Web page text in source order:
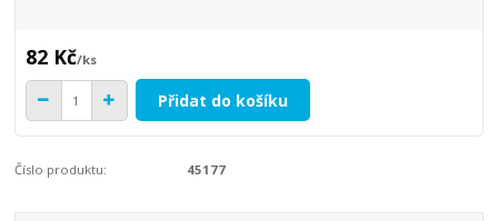
82 Kč/ks
Přidat do košíku
Číslo produktu: 45177